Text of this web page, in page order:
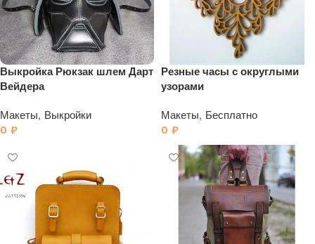
Выкройка Рюкзак шлем Дарт
Вейдера
Макеты, Выкройки
0 ₽
Резные часы с округлыми
узорами
Макеты, Бесплатно
0 ₽